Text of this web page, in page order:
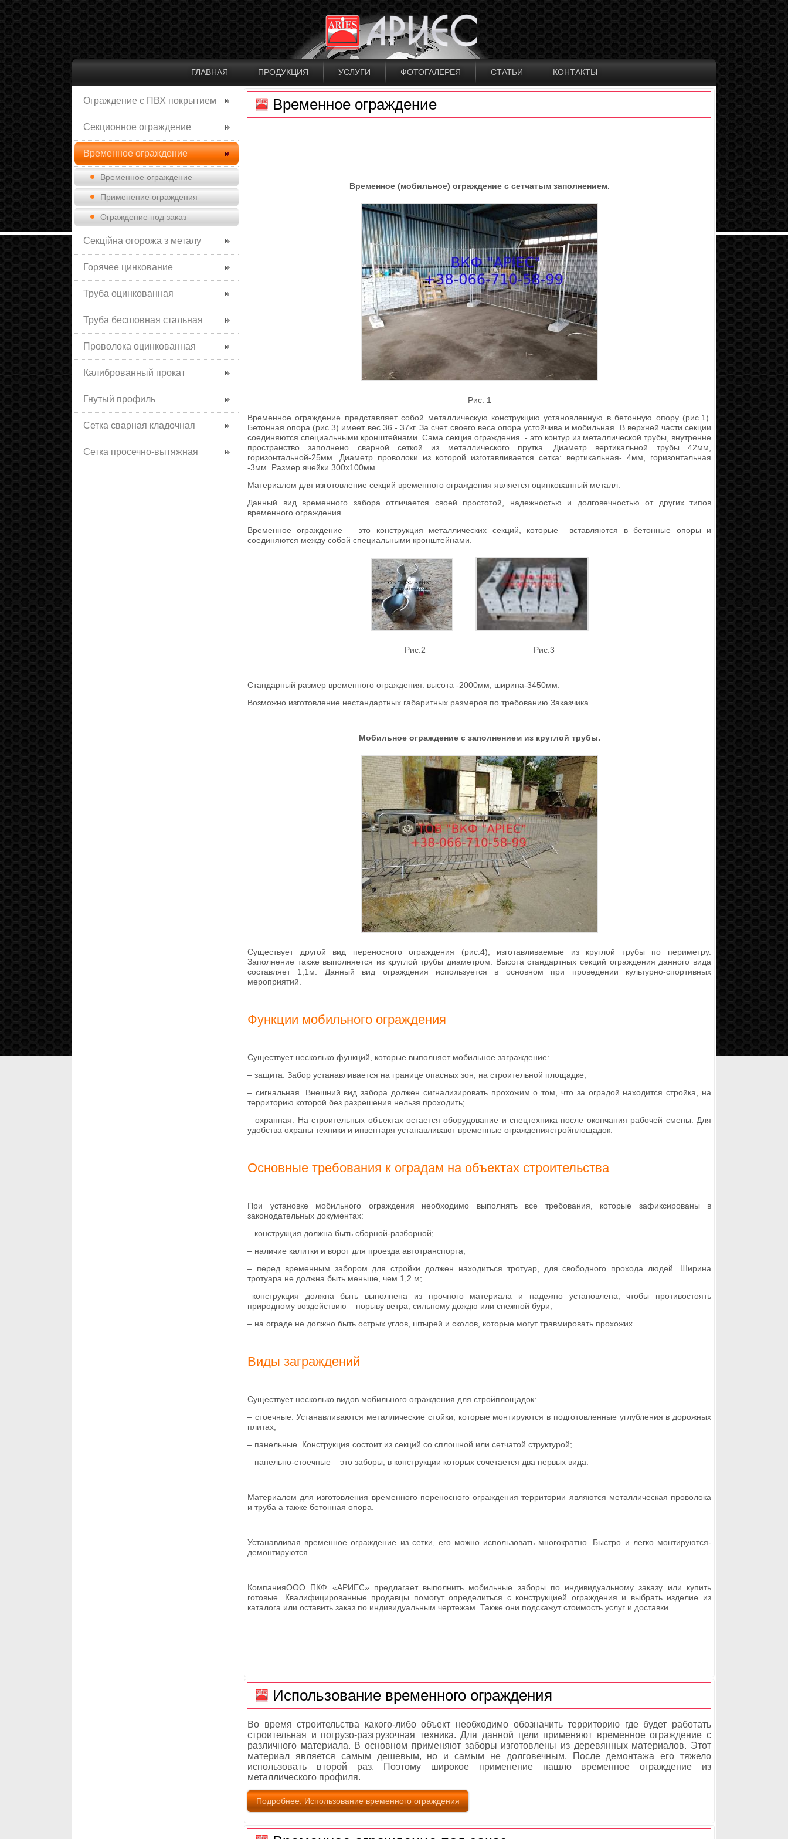
ГЛАВНАЯ ПРОДУКЦИЯ УСЛУГИ ФОТОГАЛЕРЕЯ СТАТЬИ КОНТАКТЫ
Ограждение с ПВХ покрытием
Секционное ограждение
Временное ограждение
Временное ограждение
Применение ограждения
Ограждение под заказ
Секційна огорожа з металу
Горячее цинкование
Труба оцинкованная
Труба бесшовная стальная
Проволока оцинкованная
Калиброванный прокат
Гнутый профиль
Сетка сварная кладочная
Сетка просечно-вытяжная
Временное ограждение
Временное (мобильное) ограждение с сетчатым заполнением.
Рис. 1
Временное ограждение представляет собой металлическую конструкцию установленную в бетонную опору (рис.1).
Бетонная опора (рис.3) имеет вес 36 - 37кг. За счет своего веса опора устойчива и мобильная. В верхней части секции
соединяются специальными кронштейнами. Сама секция ограждения - это контур из металлической трубы, внутренне
пространство заполнено сварной сеткой из металлического прутка. Диаметр вертикальной трубы 42мм,
горизонтальной-25мм. Диаметр проволоки из которой изготавливается сетка: вертикальная- 4мм, горизонтальная
-3мм. Размер ячейки 300х100мм.
Материалом для изготовление секций временного ограждения является оцинкованный металл.
Данный вид временного забора отличается своей простотой, надежностью и долговечностью от других типов
временного ограждения.
Временное ограждение – это конструкция металлических секций, которые вставляются в бетонные опоры и
соединяются между собой специальными кронштейнами.
Рис.2 Рис.3
Стандарный размер временного ограждения: высота -2000мм, ширина-3450мм.
Возможно изготовление нестандартных габаритных размеров по требованию Заказчика.
Мобильное ограждение с заполнением из круглой трубы.
Существует другой вид переносного ограждения (рис.4), изготавливаемые из круглой трубы по периметру.
Заполнение также выполняется из круглой трубы диаметром. Высота стандартных секций ограждения данного вида
составляет 1,1м. Данный вид ограждения используется в основном при проведении культурно-спортивных
мероприятий.
Функции мобильного ограждения
Существует несколько функций, которые выполняет мобильное заграждение:
– защита. Забор устанавливается на границе опасных зон, на строительной площадке;
– сигнальная. Внешний вид забора должен сигнализировать прохожим о том, что за оградой находится стройка, на
территорию которой без разрешения нельзя проходить;
– охранная. На строительных объектах остается оборудование и спецтехника после окончания рабочей смены. Для
удобства охраны техники и инвентаря устанавливают временные ограждениястройплощадок.
Основные требования к оградам на объектах строительства
При установке мобильного ограждения необходимо выполнять все требования, которые зафиксированы в
законодательных документах:
– конструкция должна быть сборной-разборной;
– наличие калитки и ворот для проезда автотранспорта;
– перед временным забором для стройки должен находиться тротуар, для свободного прохода людей. Ширина
тротуара не должна быть меньше, чем 1,2 м;
–конструкция должна быть выполнена из прочного материала и надежно установлена, чтобы противостоять
природному воздействию – порыву ветра, сильному дождю или снежной бури;
– на ограде не должно быть острых углов, штырей и сколов, которые могут травмировать прохожих.
Виды заграждений
Существует несколько видов мобильного ограждения для стройплощадок:
– стоечные. Устанавливаются металлические стойки, которые монтируются в подготовленные углубления в дорожных
плитах;
– панельные. Конструкция состоит из секций со сплошной или сетчатой структурой;
– панельно-стоечные – это заборы, в конструкции которых сочетается два первых вида.
Материалом для изготовления временного переносного ограждения территории являются металлическая проволока
и труба а также бетонная опора.
Устанавливая временное ограждение из сетки, его можно использовать многократно. Быстро и легко монтируются-
демонтируются.
КомпанияООО ПКФ «АРИЕС» предлагает выполнить мобильные заборы по индивидуальному заказу или купить
готовые. Квалифицированные продавцы помогут определиться с конструкцией ограждения и выбрать изделие из
каталога или оставить заказ по индивидуальным чертежам. Также они подскажут стоимость услуг и доставки.
Использование временного ограждения
Во время строительства какого-либо объект необходимо обозначить территорию где будет работать
строительная и погрузо-разгрузочная техника. Для данной цели применяют временное ограждение с
различного материала. В основном применяют заборы изготовлены из деревянных материалов. Этот
материал является самым дешевым, но и самым не долговечным. После демонтажа его тяжело
использовать второй раз. Поэтому широкое применение нашло временное ограждение из
металлического профиля.
Подробнее: Использование временного ограждения